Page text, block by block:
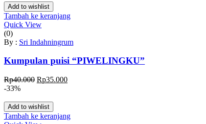
Rp40.000.
Rp35.000.
Add to wishlist
Tambah ke keranjang
Quick View
(0)
By : Sri Indahningrum
Kumpulan puisi “PIWELINGKU”
Rp40.000 Harga
Rp40.000.
Rp35.000Harga
Rp35.000.
-33%
Add to wishlist
Tambah ke keranjang